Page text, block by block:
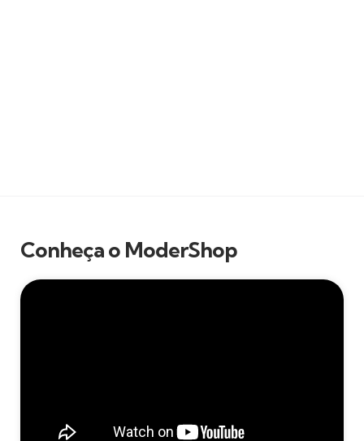
Conheça o ModerShop